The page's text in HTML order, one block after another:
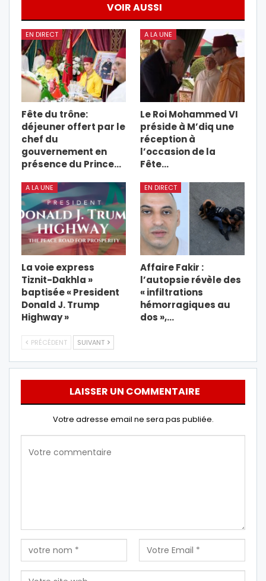
VOIR AUSSI
EN DIRECT
Fête du trône:
déjeuner offert par le
chef du
gouvernement en
présence du Prince…
A LA UNE
Le Roi Mohammed VI
préside à M’diq une
réception à
l’occasion de la
Fête…
A LA UNE
La voie express
Tiznit-Dakhla »
baptisée « President
Donald J. Trump
Highway »
EN DIRECT
Affaire Fakir :
l’autopsie révèle des
« infiltrations
hémorragiques au
dos »,…
PRÉCÉDENT SUIVANT
LAISSER UN COMMENTAIRE
Votre adresse email ne sera pas publiée.